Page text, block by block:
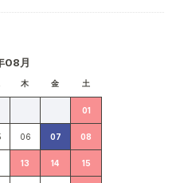
08月
木 金 土
01
06 07 08
13 14 15